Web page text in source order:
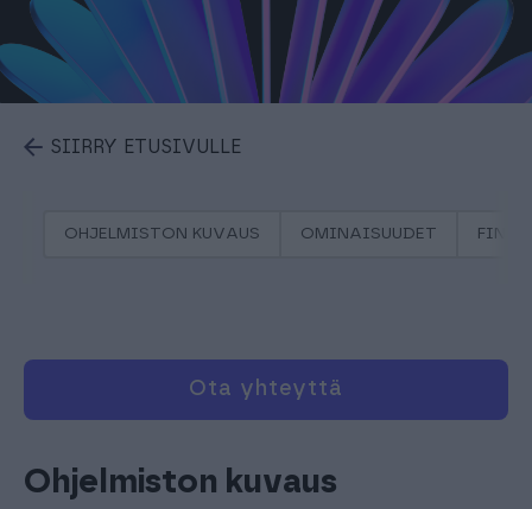
SIIRRY ETUSIVULLE
OHJELMISTON KUVAUS OMINAISUUDET
Ota yhteyttä
Ohjelmiston kuvaus